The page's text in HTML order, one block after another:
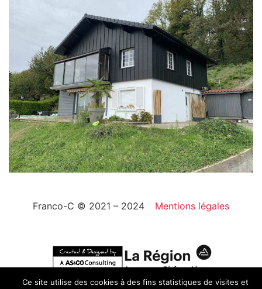
Franco-C © 2021 – 2024 Mentions légales
Ce site utilise des cookies à des fins statistiques de visites et